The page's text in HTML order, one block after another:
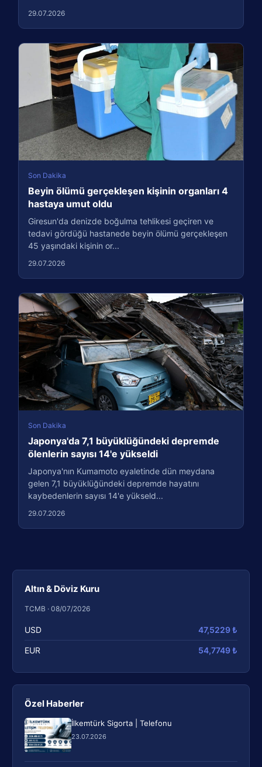
Altın & Döviz Kuru
TCMB · 08/07/2026
USD 47,5229 ₺
EUR 54,7749 ₺
Özel Haberler
İlkemtürk Sigorta | Telefonu
23.07.2026
29.07.2026
Son Dakika
Beyin ölümü gerçekleşen kişinin organları 4
hastaya umut oldu
Giresun'da denizde boğulma tehlikesi geçiren ve
tedavi gördüğü hastanede beyin ölümü gerçekleşen
45 yaşındaki kişinin or...
29.07.2026
Son Dakika
Japonya'da 7,1 büyüklüğündeki depremde
ölenlerin sayısı 14'e yükseldi
Japonya'nın Kumamoto eyaletinde dün meydana
gelen 7,1 büyüklüğündeki depremde hayatını
kaybedenlerin sayısı 14'e yükseld...
29.07.2026